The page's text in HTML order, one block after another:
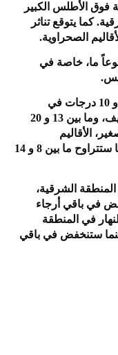
الأطلس الكبير
كما يتوقع تناثر
الصحراوية.
ما، خاصة في
وستتراوح درجات الحرارة الدنيا ما بين 4 و 10 درجات في
مرتفعات الأطلس الكبير والمتوسط والريف، وما بين 13 و 20
الأقاليم
الصحراوية وأقصى الجنوب الشرقي. بينما ستتراوح ما بين 8 و 14
الشرقية،
في باقي أرجاء
في المنطقة
ستنخفض في باقي